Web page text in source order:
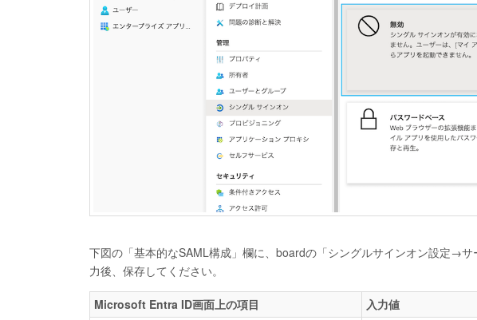
下図の「基本的なSAML構成」欄に、boardの「シングルサインオン設定→
力後、保存してください。
Microsoft Entra ID画面上の項目
入力値